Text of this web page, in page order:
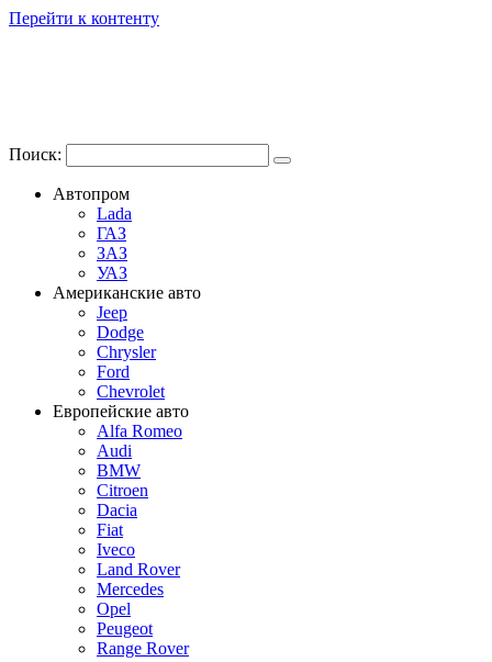
Перейти к контенту
Поиск:
Автопром
Lada
ГАЗ
ЗАЗ
УАЗ
Американские авто
Jeep
Dodge
Chrysler
Ford
Chevrolet
Европейские авто
Alfa Romeo
Audi
BMW
Citroen
Dacia
Fiat
Iveco
Land Rover
Mercedes
Opel
Peugeot
Range Rover